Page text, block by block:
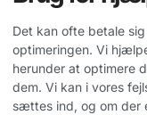
Det kan ofte betale
optimeringen. Vi
herunder at optimere
dem. Vi kan i vores
sættes ind, og om der